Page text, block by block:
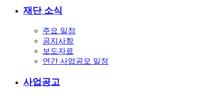
재단 소식
주요 일정
공지사항
보도자료
연간 사업공모 일정
사업공고